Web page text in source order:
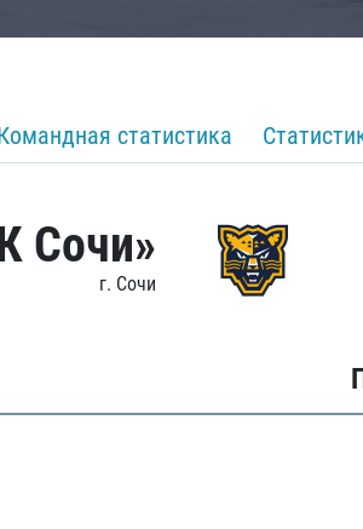
статистика
Сочи»
г. Сочи